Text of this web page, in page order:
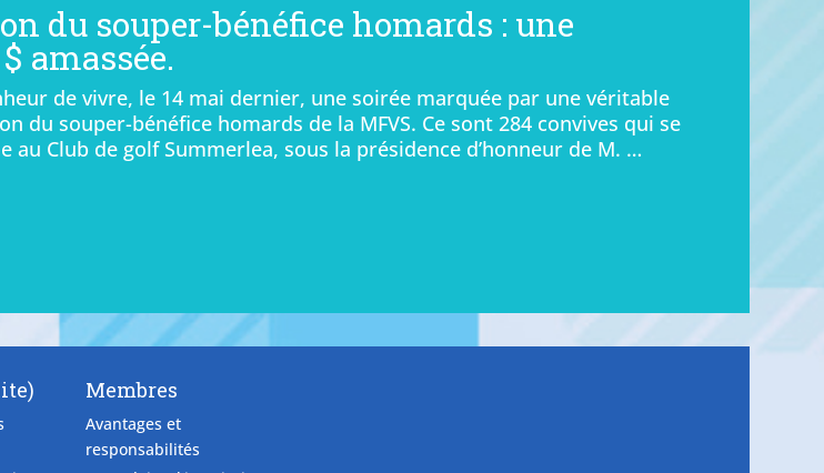
du souper-bénéfice homards : une
amassée.
de vivre, le 14 mai dernier, une soirée marquée par une véritable
du souper-bénéfice homards de la MFVS. Ce sont 284 convives qui se
Club de golf Summerlea, sous la présidence d’honneur de M. …
Membres
Avantages et
responsabilités